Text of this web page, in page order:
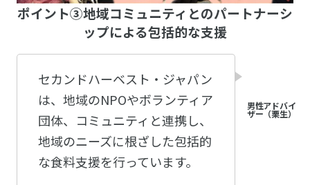
ポイント③地域コミュニティとのパートナーシ
ップによる包括的な支援
セカンドハーベスト・ジャパン
は、地域のNPOやボランティア
団体、コミュニティと連携し、
地域のニーズに根ざした包括的
な食料支援を行っています。